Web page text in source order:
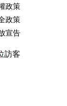
政策
政策
宣告
訪客